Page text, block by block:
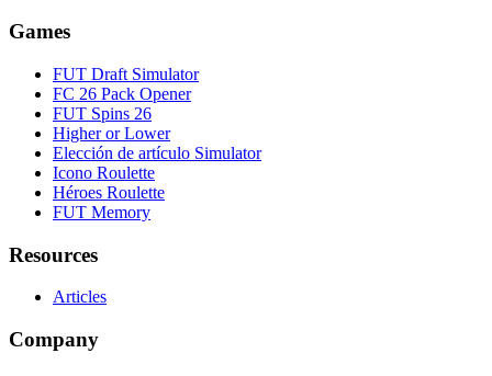
Games
FUT Draft Simulator
FC 26 Pack Opener
FUT Spins 26
Higher or Lower
Elección de artículo Simulator
Icono Roulette
Héroes Roulette
FUT Memory
Resources
Articles
Company